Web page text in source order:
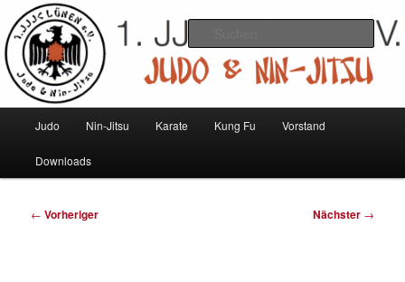
primären
Inhalt
springen1. JJJC Lünen e.V.
Judo und Ninjitsu
Judo Nin-Jitsu Karate Kung Fu Vorstand
Downloads
Beitragsnavigation
← Vorheriger Nächster →